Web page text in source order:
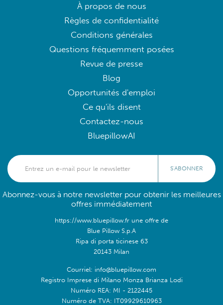
À propos de nous
Règles de confidentialité
Conditions générales
Questions fréquemment posées
Revue de presse
Blog
Opportunités d'emploi
Ce qu'ils disent
Contactez-nous
BluepillowAI
S'ABONNER
Abonnez-vous à notre newsletter pour obtenir les meilleures
offres immédiatement
https://www.bluepillow.fr une offre de
Blue Pillow S.p.A
Ripa di porta ticinese 63
20143 Milan
Courriel: info@bluepillow.com
Registro Imprese di Milano Monza Brianza Lodi
Numéro REA: MI - 2122445
Numéro de TVA: IT09929610963